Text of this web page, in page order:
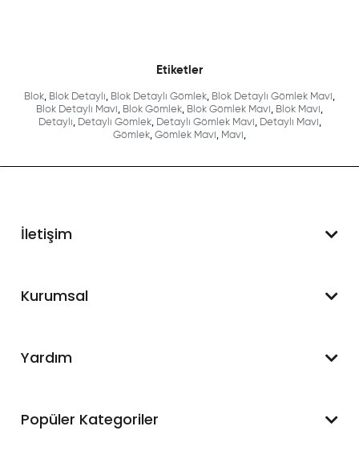
Etiketler
Blok, Blok Detaylı, Blok Detaylı Gömlek, Blok Detaylı Gömlek Mavi ,
Blok Detaylı Mavi , Blok Gömlek, Blok Gömlek Mavi , Blok Mavi ,
Detaylı, Detaylı Gömlek, Detaylı Gömlek Mavi , Detaylı Mavi ,
Gömlek, Gömlek Mavi , Mavi ,
İletişim
WhatsApp Destek
Kurumsal
Hakkımızda
Blog
Yardım
Hesabım
Popüler Kategoriler